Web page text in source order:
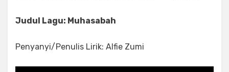
Judul Lagu: Muhasabah
Penyanyi/Penulis Lirik: Alfie Zumi